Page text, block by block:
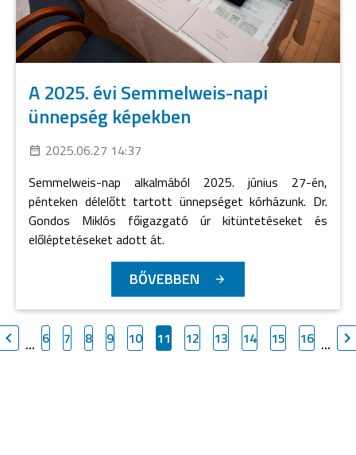
A 2025. évi Semmelweis-napi
ünnepség képekben
2025.06.27 14:37
Semmelweis-nap alkalmából 2025. június 27-én,
pénteken délelőtt tartott ünnepséget kórházunk. Dr.
Gondos Miklós főigazgató úr kitüntetéseket és
előléptetéseket adott át.
BŐVEBBEN
... 6 7 8 9 10 11 12 13 14 15 16 ...